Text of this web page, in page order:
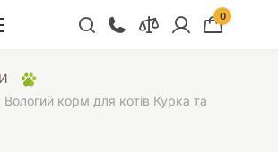
Відділ продажу
0
корм для котів Курка та